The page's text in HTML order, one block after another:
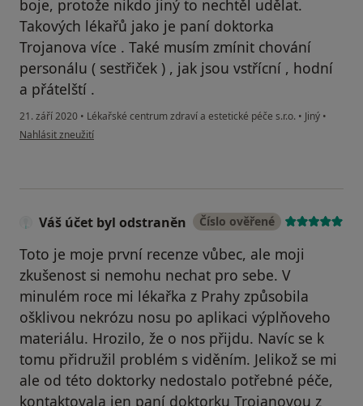
boje, protože nikdo jiný to nechtěl udělat.
Takových lékařů jako je paní doktorka
Trojanova více . Také musím zmínit chování
personálu ( sestřiček ) , jak jsou vstřícní , hodní
a přátelští .
21. září 2020 • Lékařské centrum zdraví a estetické péče s.r.o. • Jiný •
podle názoru uživatele IK
Nahlásit zneužití
Váš účet byl odstraněn Číslo ověřené
Toto je moje první recenze vůbec, ale moji
zkušenost si nemohu nechat pro sebe. V
minulém roce mi lékařka z Prahy způsobila
ošklivou nekrózu nosu po aplikaci výplňoveho
materiálu. Hrozilo, že o nos přijdu. Navíc se k
tomu přidružil problém s viděním. Jelikož se mi
ale od této doktorky nedostalo potřebné péče,
kontaktovala jen paní doktorku Trojanovou z